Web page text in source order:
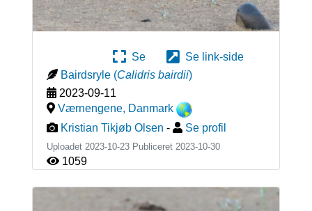
Se
Se link-side
Bairdsryle (Calidris bairdii)
2023-09-11
Værnengene, Danmark
Kristian Tikjøb Olsen - Se profil
Uploadet 2023-10-23 Publiceret 2023-10-30
1059